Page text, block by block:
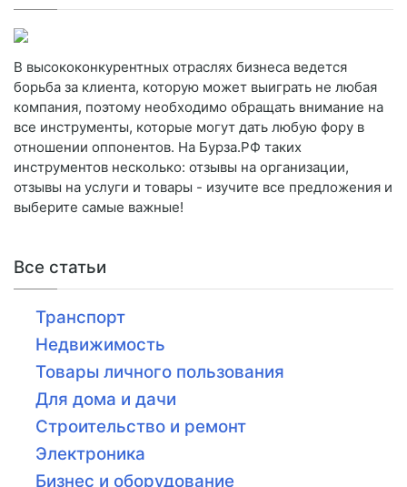
В высококонкурентных отраслях бизнеса ведется
борьба за клиента, которую может выиграть не любая
компания, поэтому необходимо обращать внимание на
все инструменты, которые могут дать любую фору в
отношении оппонентов. На Бурза.РФ таких
инструментов несколько: отзывы на организации,
отзывы на услуги и товары - изучите все предложения и
выберите самые важные!
Все статьи
Транспорт
Недвижимость
Товары личного пользования
Для дома и дачи
Строительство и ремонт
Электроника
Бизнес и оборудование